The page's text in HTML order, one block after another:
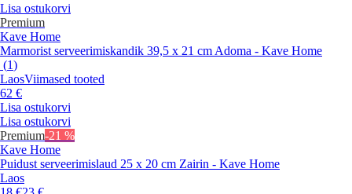
Lisa ostukorvi
Premium
Kave Home
Marmorist serveerimiskandik 39,5 x 21 cm Adoma - Kave Home
(1)
LaosViimased tooted
62 €
Lisa ostukorvi
Lisa ostukorvi
Premium-21 %
Kave Home
Puidust serveerimislaud 25 x 20 cm Zairin - Kave Home
Laos